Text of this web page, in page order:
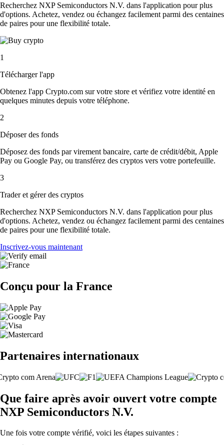
Recherchez NXP Semiconductors N.V. dans l'application pour plus
d'options. Achetez, vendez ou échangez facilement parmi des centaines
de paires pour une flexibilité totale.
1
Télécharger l'app
Obtenez l'app Crypto.com sur votre store et vérifiez votre identité en
quelques minutes depuis votre téléphone.
2
Déposer des fonds
Déposez des fonds par virement bancaire, carte de crédit/débit, Apple
Pay ou Google Pay, ou transférez des cryptos vers votre portefeuille.
3
Trader et gérer des cryptos
Recherchez NXP Semiconductors N.V. dans l'application pour plus
d'options. Achetez, vendez ou échangez facilement parmi des centaines
de paires pour une flexibilité totale.
Inscrivez-vous maintenant
Conçu pour la France
Partenaires internationaux
Que faire après avoir ouvert votre compte
NXP Semiconductors N.V.
Une fois votre compte vérifié, voici les étapes suivantes :